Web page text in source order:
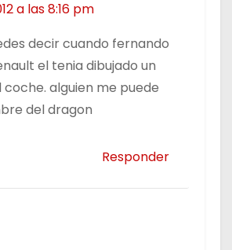
a las 8:16 pm
decir cuando fernando
el tenia dibujado un
alguien me puede
del dragon
Responder